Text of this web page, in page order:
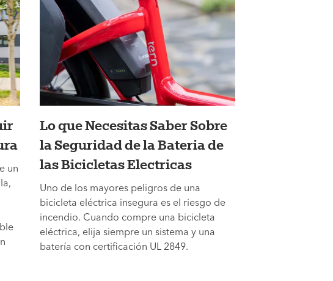
un
Lo que Necesitas Saber Sobre
la Seguridad de la Bateria de
las Bicicletas Electricas
Uno de los mayores peligros de una
bicicleta eléctrica insegura es el riesgo de
incendio. Cuando compre una bicicleta
eléctrica, elija siempre un sistema y una
batería con certificación UL 2849.